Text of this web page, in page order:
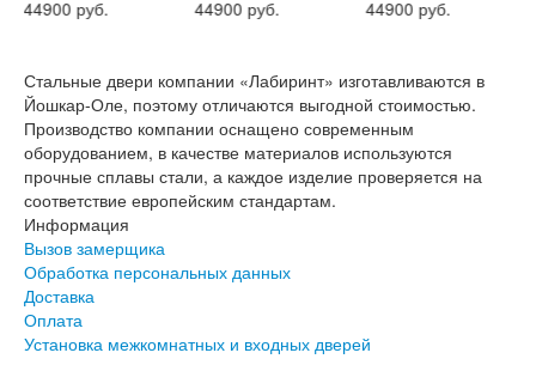
44900 руб. 44900 руб. 44900 руб.
Стальные двери компании «Лабиринт» изготавливаются в
Йошкар-Оле, поэтому отличаются выгодной стоимостью.
Производство компании оснащено современным
оборудованием, в качестве материалов используются
прочные сплавы стали, а каждое изделие проверяется на
соответствие европейским стандартам.
Информация
Вызов замерщика
Обработка персональных данных
Доставка
Оплата
Установка межкомнатных и входных дверей